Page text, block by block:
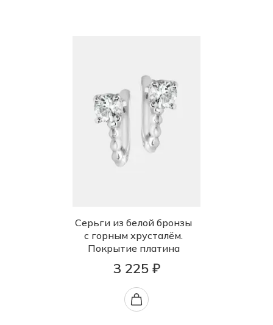
Серьги из белой бронзы
с горным хрусталём.
Покрытие платина
3 225 ₽